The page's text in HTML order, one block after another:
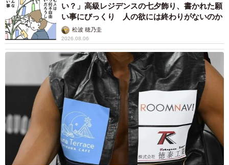
い？」高級レジデンスの七夕飾り、書かれた願
い事にびっくり 人の欲には終わりがないのか
松波 穂乃圭
2026.08.06